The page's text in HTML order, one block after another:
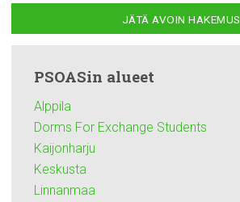
JÄTÄ AVOIN HAKEMUS
PSOASin alueet
Alppila
Dorms For Exchange Students
Kaijonharju
Keskusta
Linnanmaa